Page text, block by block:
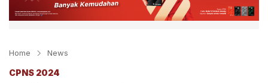
Home News
CPNS 2024